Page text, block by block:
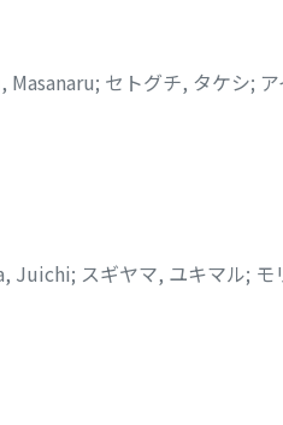
Masanaru; セトグチ, タケシ;
Juichi; スギヤマ, ユキマル; モ